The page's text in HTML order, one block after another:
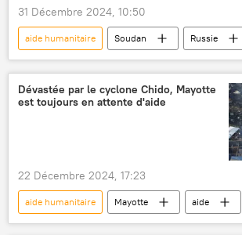
31 Décembre 2024, 10:50
aide humanitaire Soudan
Russie
tournesol
Dévastée par le cyclone Chido, Mayotte
est toujours en attente d'aide
22 Décembre 2024, 17:23
aide humanitaire Mayotte
aide
France
cyclone Bruno Retailleau